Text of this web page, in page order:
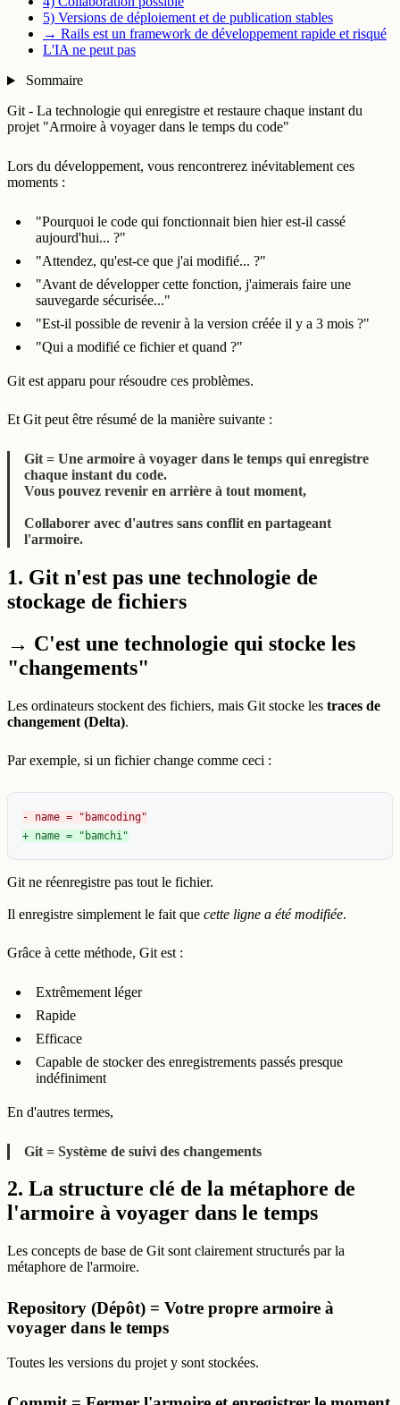
5) Versions de déploiement et de publication stables
→ Rails est un framework de développement rapide et risqué
L'IA ne peut pas
Sommaire
Git - La technologie qui enregistre et restaure chaque instant du
projet "Armoire à voyager dans le temps du code"
Lors du développement, vous rencontrerez inévitablement ces
moments :
"Pourquoi le code qui fonctionnait bien hier est-il cassé
aujourd'hui... ?"
"Attendez, qu'est-ce que j'ai modifié... ?"
"Avant de développer cette fonction, j'aimerais faire une
sauvegarde sécurisée..."
"Est-il possible de revenir à la version créée il y a 3 mois ?"
"Qui a modifié ce fichier et quand ?"
Git est apparu pour résoudre ces problèmes.
Et Git peut être résumé de la manière suivante :
Git = Une armoire à voyager dans le temps qui enregistre
chaque instant du code.
Vous pouvez revenir en arrière à tout moment,
Collaborer avec d'autres sans conflit en partageant
l'armoire.
1. Git n'est pas une technologie de
stockage de fichiers
→ C'est une technologie qui stocke les
"changements"
Les ordinateurs stockent des fichiers, mais Git stocke les traces de
changement (Delta).
Par exemple, si un fichier change comme ceci :
Git ne réenregistre pas tout le fichier.
Il enregistre simplement le fait que cette ligne a été modifiée.
Grâce à cette méthode, Git est :
Extrêmement léger
Rapide
Efficace
Capable de stocker des enregistrements passés presque
indéfiniment
En d'autres termes,
Git = Système de suivi des changements
2. La structure clé de la métaphore de
l'armoire à voyager dans le temps
Les concepts de base de Git sont clairement structurés par la
métaphore de l'armoire.
Repository (Dépôt) = Votre propre armoire à
voyager dans le temps
Toutes les versions du projet y sont stockées.